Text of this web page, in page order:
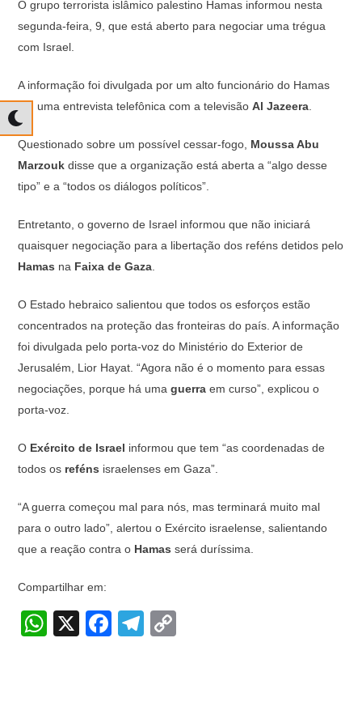
at
s
p
p
c
e
o
o
k
e
m
p
n
k
O grupo terrorista islâmico palestino Hamas informou nesta
segunda-feira, 9, que está aberto para negociar uma trégua
com Israel.
A informação foi divulgada por um alto funcionário do Hamas
em uma entrevista telefônica com a televisão Al Jazeera.
Questionado sobre um possível cessar-fogo, Moussa Abu
Marzouk disse que a organização está aberta a “algo desse
tipo” e a “todos os diálogos políticos”.
Entretanto, o governo de Israel informou que não iniciará
quaisquer negociação para a libertação dos reféns detidos pelo
Hamas na Faixa de Gaza.
O Estado hebraico salientou que todos os esforços estão
concentrados na proteção das fronteiras do país. A informação
foi divulgada pelo porta-voz do Ministério do Exterior de
Jerusalém, Lior Hayat. “Agora não é o momento para essas
negociações, porque há uma guerra em curso”, explicou o
porta-voz.
O Exército de Israel informou que tem “as coordenadas de
todos os reféns israelenses em Gaza”.
“A guerra começou mal para nós, mas terminará muito mal
para o outro lado”, alertou o Exército israelense, salientando
que a reação contra o Hamas será duríssima.
Compartilhar em:
W
X
F
T